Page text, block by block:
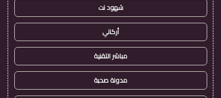
شهود نت
أركاني
مباشر التقنية
مدونة صحبة